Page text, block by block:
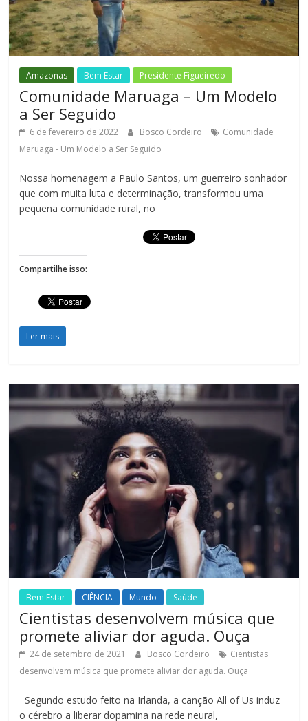
Amazonas Bem Estar Presidente Figueiredo
Comunidade Maruaga – Um Modelo
a Ser Seguido
6 de fevereiro de 2022 Bosco Cordeiro
Comunidade
Maruaga - Um Modelo a Ser Seguido
Nossa homenagem a Paulo Santos, um guerreiro sonhador
que com muita luta e determinação, transformou uma
pequena comunidade rural, no
Compartilhe isso:
Ler mais
Bem Estar CIÊNCIA Mundo Saúde
Cientistas desenvolvem música que
promete aliviar dor aguda. Ouça
24 de setembro de 2021 Bosco Cordeiro
Cientistas
desenvolvem música que promete aliviar dor aguda. Ouça
Segundo estudo feito na Irlanda, a canção All of Us induz
o cérebro a liberar dopamina na rede neural,